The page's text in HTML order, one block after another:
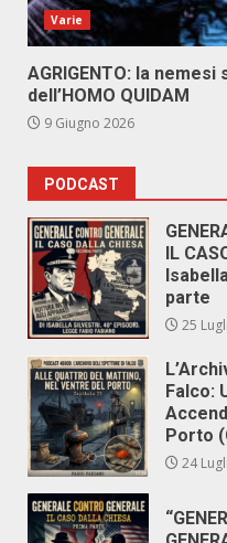
Varie
AGRIGENTO: la
dell’HOMO QUIDAM
9 Giugno 2026
PODCAST
IL
parte
25
Falco:
Porto
24